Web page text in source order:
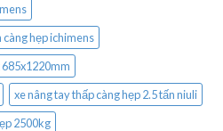
càng hẹp ichimens
685x1220mm
xe nâng tay thấp càng hẹp 2.5 tấn niuli
2500kg